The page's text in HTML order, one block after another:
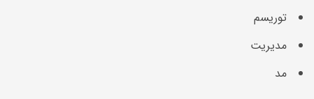
توریسم
مدیریت
مد